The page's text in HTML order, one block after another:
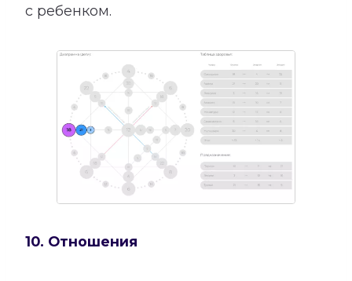
с ребенком.
10. Отношения